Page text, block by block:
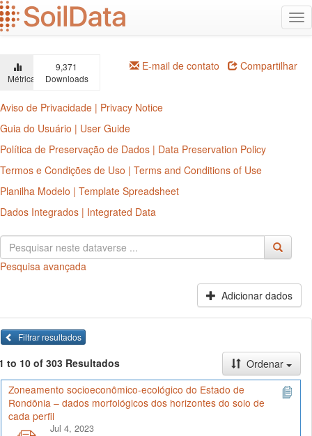
Ir
para
o
principal
Métricas
9,371
Downloads
E-mail de contato Compartilhar
Aviso de Privacidade | Privacy Notice
Guia do Usuário | User Guide
Política de Preservação de Dados | Data Preservation Policy
Termos e Condições de Uso | Terms and Conditions of Use
Planilha Modelo | Template Spreadsheet
Dados Integrados | Integrated Data
Pesquisa avançada
Adicionar dados
Filtrar resultados
to 10 of 303 Resultados
Ordenar
Zoneamento socioeconômico-ecológico do Estado de
Rondônia – dados morfológicos dos horizontes do solo de
cada perfil
Jul 4, 2023